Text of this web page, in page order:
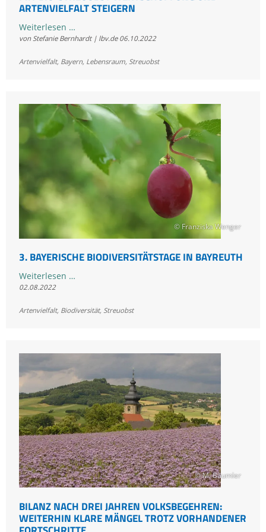
ARTENVIELFALT STEIGERN
Weiterlesen …Mit
Bio-
Wertschöpfung
steigern
von Stefanie Bernhardt | lbv.de 06.10.2022
Artenvielfalt, Bayern, Lebensraum, Streuobst
© Franziska Wenger
3. BAYERISCHE BIODIVERSITÄTSTAGE IN BAYREUTH
Weiterlesen …3.
02.08.2022
Artenvielfalt, Biodiversität, Streuobst
© M. Bäumler
BILANZ NACH DREI JAHREN VOLKSBEGEHREN:
WEITERHIN KLARE MÄNGEL TROTZ VORHANDENER